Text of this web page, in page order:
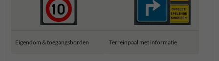
Eigendom & toegangsborden Terreinpaal met informatie